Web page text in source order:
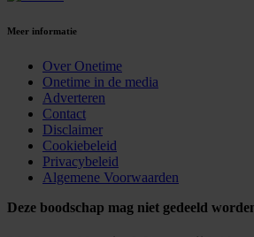
Meer informatie
Over Onetime
Onetime in de media
Adverteren
Contact
Disclaimer
Cookiebeleid
Privacybeleid
Algemene Voorwaarden
Deze boodschap mag niet gedeeld